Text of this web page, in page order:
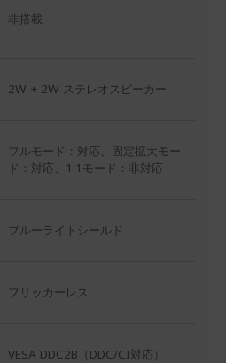
非搭載
2W + 2W ステレオスピーカー
フルモード：対応、固定拡大モー
ド：対応、1:1モード：非対応
ブルーライトシールド
フリッカーレス
VESA DDC2B（DDC/CI対応）